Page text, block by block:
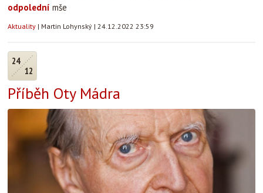
odpolední mše
Aktuality | Martin Lohynský | 24.12.2022 23:59
24
12
Příběh Oty Mádra